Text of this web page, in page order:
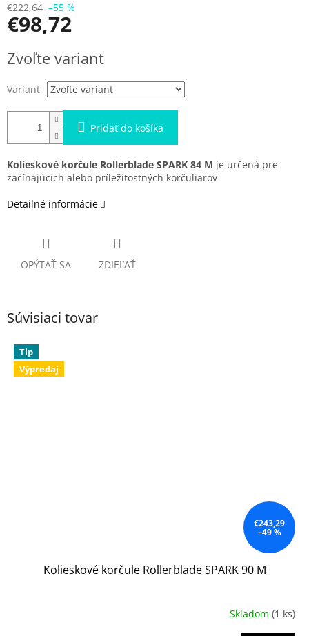
€222,64 –55 %
€98,72
cena:
Zvoľte variant
Variant
Pridať do košíka
Kolieskové korčule Rollerblade SPARK 84 M je určená pre
začínajúcich alebo príležitostných korčuliarov
Detailné informácie
OPÝTAŤ SA ZDIEĽAŤ
Súvisiaci tovar
Tip
Výpredaj
€243,29
–49 %
Kolieskové korčule Rollerblade SPARK 90 M
Skladom (1 ks)